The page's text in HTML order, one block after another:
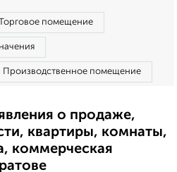
помещение
Производственное помещение
о продаже,
квартиры, комнаты,
коммерческая